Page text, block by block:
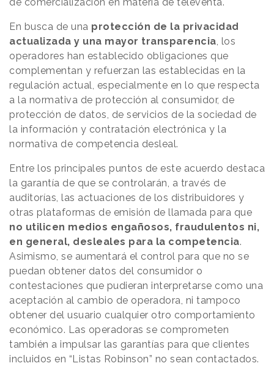
En busca de una protección de la privacidad
actualizada y una mayor transparencia, los
operadores han establecido obligaciones que
complementan y refuerzan las establecidas en la
regulación actual, especialmente en lo que respecta
a la normativa de protección al consumidor, de
protección de datos, de servicios de la sociedad de
la información y contratación electrónica y la
normativa de competencia desleal.
Entre los principales puntos de este acuerdo destaca
la garantía de que se controlarán, a través de
auditorías, las actuaciones de los distribuidores y
otras plataformas de emisión de llamada para que
no utilicen medios engañosos, fraudulentos ni,
en general, desleales para la competencia.
Asimismo, se aumentará el control para que no se
puedan obtener datos del consumidor o
contestaciones que pudieran interpretarse como una
aceptación al cambio de operadora, ni tampoco
obtener del usuario cualquier otro comportamiento
económico. Las operadoras se comprometen
también a impulsar las garantías para que clientes
incluidos en “Listas Robinson” no sean contactados.